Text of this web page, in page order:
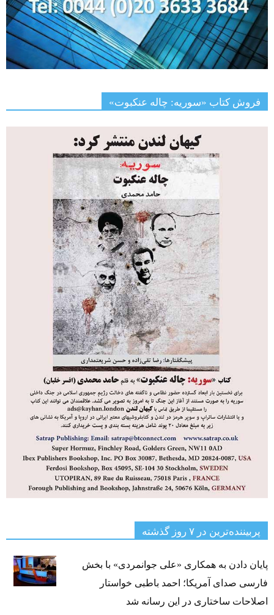
فروش کتاب «سوریه: چاله عنکبوت»
پربیننده‌ترین‌ در ۷ روز گذشته
پایان دادن به همکاری «علی جوانمردی» با بخش
فارسی صدای آمریکا؛ احمد باطبی خواستار
اصلاحات ساختاری در این رسانه شد